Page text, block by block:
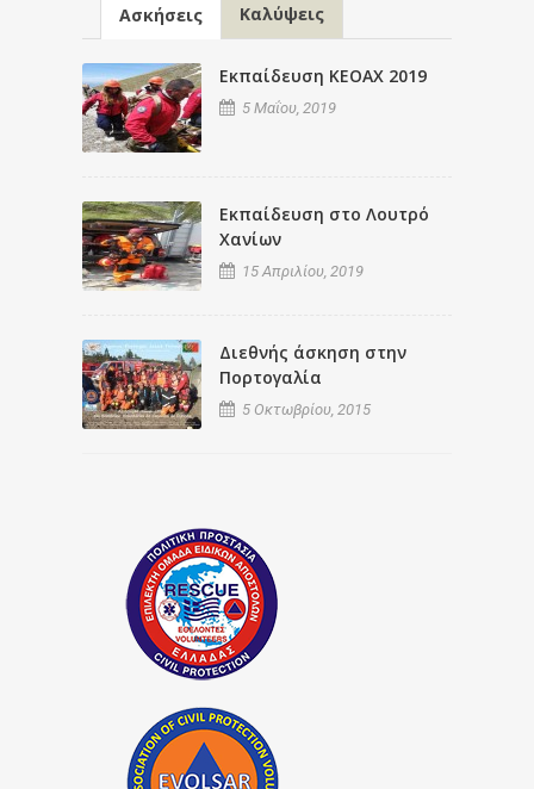
Ασκήσεις Καλύψεις
Εκπαίδευση ΚΕΟΑΧ 2019
5 Μαΐου, 2019
Εκπαίδευση στο Λουτρό
Χανίων
15 Απριλίου, 2019
Διεθνής άσκηση στην
Πορτογαλία
5 Οκτωβρίου, 2015